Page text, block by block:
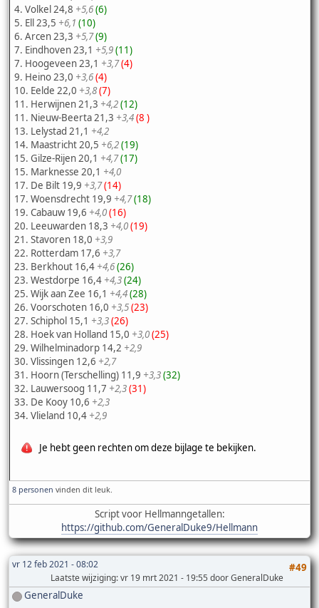
4. Volkel 24,8 +5,6(6)
5. Ell 23,5 +6,1 (10)
6. Arcen 23,3 +5,7(9)
7. Eindhoven 23,1 +5,9(11)
7. Hoogeveen 23,1 +3,7(4)
9. Heino 23,0 +3,6(4)
10. Eelde 22,0 +3,8(7)
11. Herwijnen 21,3 +4,2(12)
11. Nieuw-Beerta 21,3 +3,4(8 )
13. Lelystad 21,1 +4,2
14. Maastricht 20,5 +6,2(19)
15. Gilze-Rijen 20,1 +4,7(17)
15. Marknesse 20,1 +4,0
17. De Bilt 19,9 +3,7(14)
17. Woensdrecht 19,9 +4,7(18)
19. Cabauw 19,6 +4,0(16)
20. Leeuwarden 18,3 +4,0(19)
21. Stavoren 18,0 +3,9
22. Rotterdam 17,6 +3,7
23. Berkhout 16,4 +4,6(26)
23. Westdorpe 16,4 +4,3(24)
25. Wijk aan Zee 16,1 +4,4(28)
26. Voorschoten 16,0 +3,5(23)
27. Schiphol 15,1 +3,3(26)
28. Hoek van Holland 15,0 +3,0(25)
29. Wilhelminadorp 14,2 +2,9
30. Vlissingen 12,6 +2,7
31. Hoorn (Terschelling) 11,9 +3,3(32)
32. Lauwersoog 11,7 +2,3(31)
33. De Kooy 10,6 +2,3
34. Vlieland 10,4 +2,9
Je hebt geen rechten om deze bijlage te bekijken.
8 personen vinden dit leuk.
Script voor Hellmanngetallen:
https://github.com/GeneralDuke9/Hellmann
vr 12 feb 2021 - 08:02 #49
Laatste wijziging: vr 19 mrt 2021 - 19:55 door GeneralDuke
GeneralDuke